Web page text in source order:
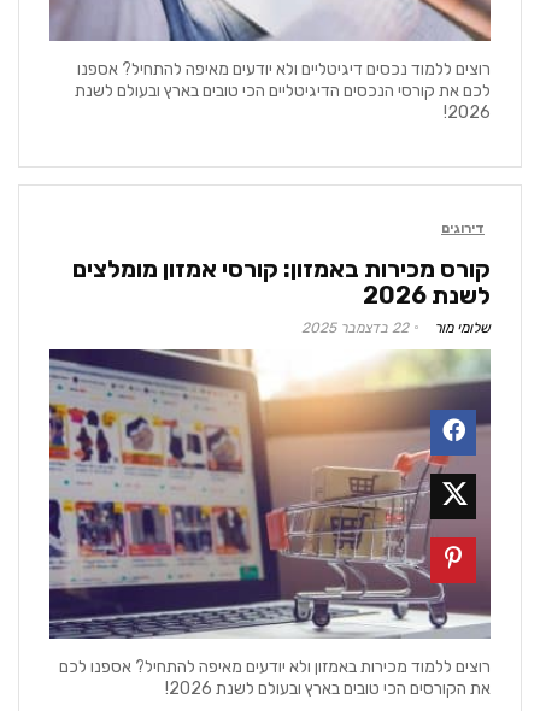
רוצים ללמוד נכסים דיגיטליים ולא יודעים מאיפה להתחיל? אספנו
לכם את קורסי הנכסים הדיגיטליים הכי טובים בארץ ובעולם לשנת
2026!
דירוגים
קורס מכירות באמזון: קורסי אמזון מומלצים
לשנת 2026
שלומי מור 22 בדצמבר 2025
רוצים ללמוד מכירות באמזון ולא יודעים מאיפה להתחיל? אספנו לכם
את הקורסים הכי טובים בארץ ובעולם לשנת 2026!